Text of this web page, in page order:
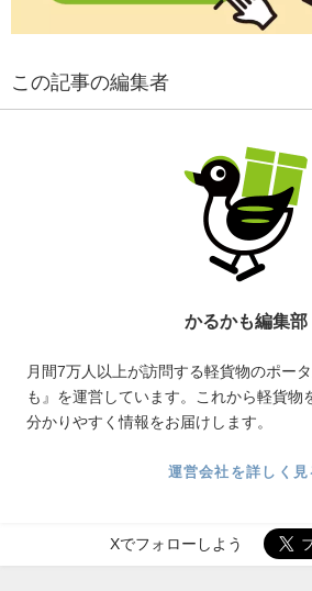
この記事の編集者
かるかも編集部
月間7万人以上が訪問する軽貨物のポー
も』を運営しています。これから軽貨物
分かりやすく情報をお届けします。
運営会社を詳しく見
Xでフォローしよう